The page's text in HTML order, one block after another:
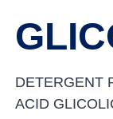
DETERGENT
ACID